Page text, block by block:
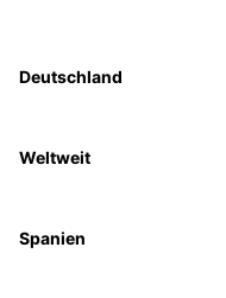
Deutschland
Weltweit
Spanien